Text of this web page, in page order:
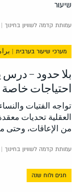
שיעור
עמותת קדמה לשוויון בחינוך | 16.01.2022
מערכי שיעור בערבית |
بلا حدود – درس
احتياجات خاصة |
تواجه الفتيات
العقلية تحديات
من الإعاقات، وحتى
עמותת קדמה לשוויון בחינוך | 12.12.2021
חגים ולוח שנה